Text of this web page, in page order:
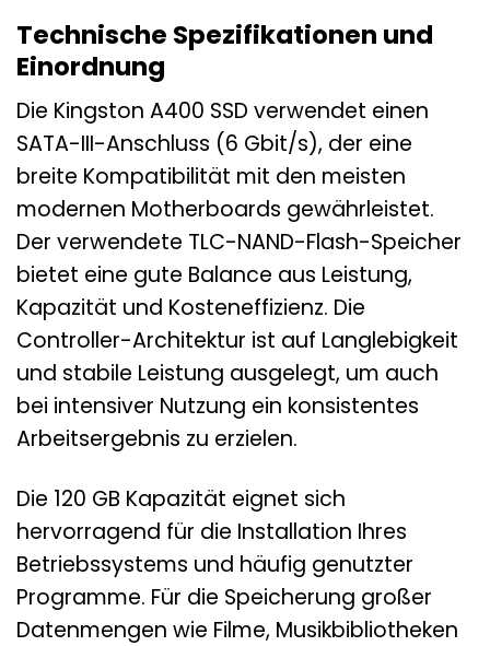
Technische Spezifikationen und
Einordnung
Die Kingston A400 SSD verwendet einen
SATA-III-Anschluss (6 Gbit/s), der eine
breite Kompatibilität mit den meisten
modernen Motherboards gewährleistet.
Der verwendete TLC-NAND-Flash-Speicher
bietet eine gute Balance aus Leistung,
Kapazität und Kosteneffizienz. Die
Controller-Architektur ist auf Langlebigkeit
und stabile Leistung ausgelegt, um auch
bei intensiver Nutzung ein konsistentes
Arbeitsergebnis zu erzielen.
Die 120 GB Kapazität eignet sich
hervorragend für die Installation Ihres
Betriebssystems und häufig genutzter
Programme. Für die Speicherung großer
Datenmengen wie Filme, Musikbibliotheken